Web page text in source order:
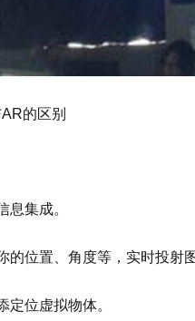
的区别
息集成。
的位置、角度等，实时投射
定位虚拟物体。